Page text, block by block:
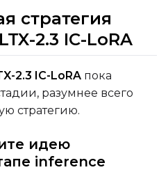
Prompt
стратегия
2.3 IC-LoRA
2.3 IC-LoRA пока
разумнее всего
стратегию.
идею
inference